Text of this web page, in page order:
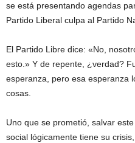
se está presentando agendas
Partido Liberal culpa al Partido
El Partido Libre dice: «No,
esto.» Y de repente, ¿verdad?
esperanza, pero esa esperanza
cosas.
Uno que se prometió, salvar
social lógicamente tiene su